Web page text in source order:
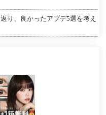
り、良かったアプデ5選を考え